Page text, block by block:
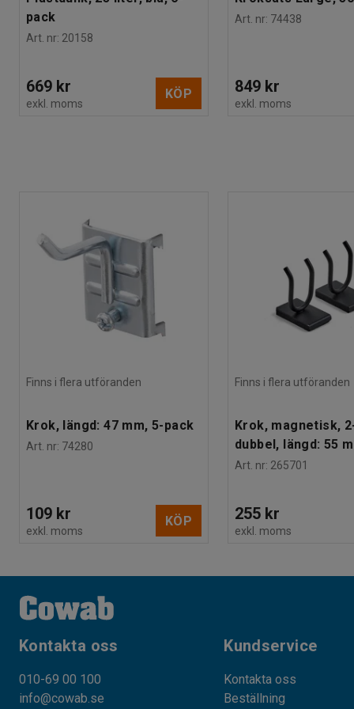
pack
Art. nr: 20158
669 kr
exkl. moms
KÖP
Art. nr: 74438
849 kr
exkl. moms
Finns i flera utföranden
Krok, längd: 47 mm, 5-pack
Art. nr: 74280
109 kr
exkl. moms
KÖP
Finns i flera utföranden
Krok, magnetisk,
dubbel, längd: 55
Art. nr: 265701
255 kr
exkl. moms
Kontakta oss
010-69 00 100
info@cowab.se
Kundservice
Kontakta oss
Beställning